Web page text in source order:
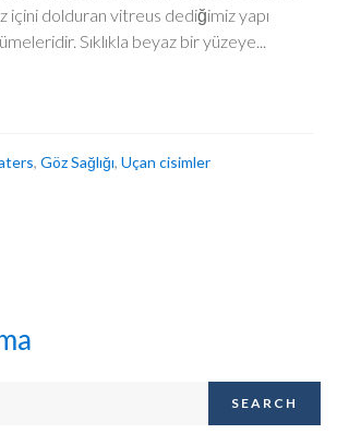
içini dolduran vitreus dediğimiz yapı
Sıklıkla beyaz bir yüzeye...
, Göz Sağlığı, Uçan cisimler
SEARCH